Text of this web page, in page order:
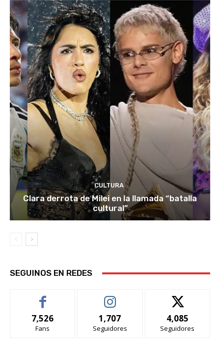
CULTURA
Clara derrota de Milei en la llamada “batalla
cultural”
SEGUINOS EN REDES
7,526
Fans
1,707
Seguidores
4,085
Seguidores